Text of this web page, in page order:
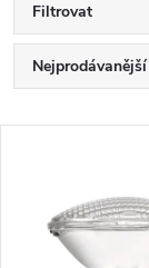
Filtrovat
Ř
a
Nejprodávanější
Abecedně